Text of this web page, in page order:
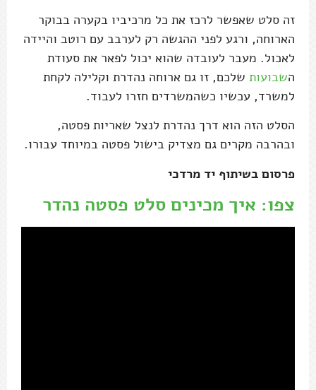
זה סלט שאפשר לרכז את כל מרכיביו בקערה בבוקר
הארוחה, ורגע לפני ההגשה רק לערבב עם רוטב והיידה
לאכול. מעבר לעובדה שהוא יכול לפאר את סעודת
השבועות שלכם, זו גם ארוחה נהדרת וקלילה לקחת
למשרד, עכשיו כשהמשרדים חזרו לעבוד.
הסלט הזה הוא דרך נהדרת לנצל שאריות פסטה,
ובהרבה מקרים גם מצדיק בישול פסטה במיוחד עבורו.
פרסום בשיתוף יד מרדכי
צפו: איך מכינים סלט פסטה נהדר